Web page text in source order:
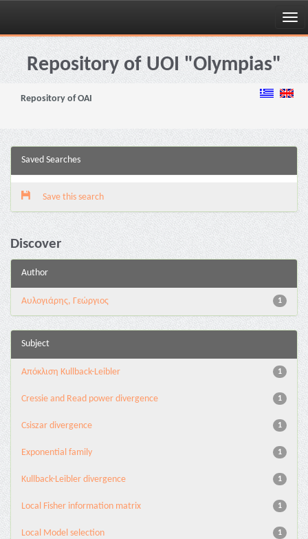
Skip
navigationRepository of UOI "Olympias"
Repository of OAI
Saved Searches
Save this search
Discover
Author
1
Αυλογιάρης, Γεώργιος
Subject
1
Aπόκλιση Kullback-Leibler
1
Cressie and Read power divergence
1
Csiszar divergence
1
Exponential family
1
Kullback-Leibler divergence
1
Local Fisher information matrix
1
Local Model selection